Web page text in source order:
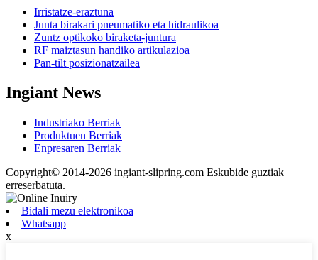
Irristatze-eraztuna
Junta birakari pneumatiko eta hidraulikoa
Zuntz optikoko biraketa-juntura
RF maiztasun handiko artikulazioa
Pan-tilt posizionatzailea
Ingiant News
Industriako Berriak
Produktuen Berriak
Enpresaren Berriak
Copyright© 2014-2026 ingiant-slipring.com Eskubide guztiak
erreserbatuta.
Bidali mezu elektronikoa
Whatsapp
x